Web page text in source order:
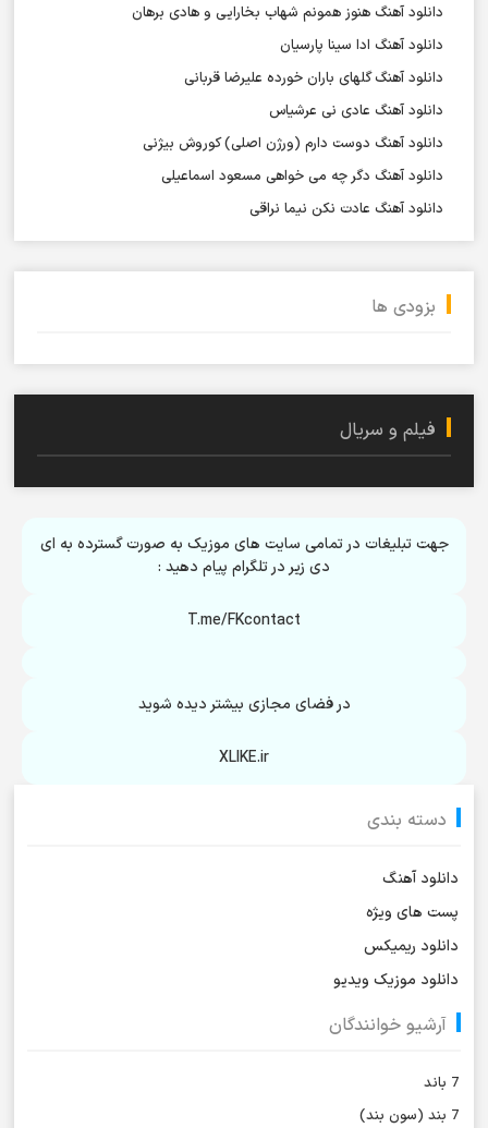
دانلود آهنگ هنوز همونم شهاب بخارایی و هادی برهان
دانلود آهنگ ادا سینا پارسیان
دانلود آهنگ گلهای باران خورده علیرضا قربانی
دانلود آهنگ عادی نی عرشیاس
دانلود آهنگ دوست دارم (ورژن اصلی) کوروش بیژنی
دانلود آهنگ دگر چه می خواهی مسعود اسماعیلی
دانلود آهنگ عادت نکن نیما نراقی
بزودی ها
فیلم و سریال
جهت تبلیغات در تمامی سایت های موزیک به صورت گسترده به ای
دی زیر در تلگرام پیام دهید :
T.me/FKcontact
در فضای مجازی بیشتر دیده شوید
XLIKE.ir
دسته بندی
دانلود آهنگ
پست های ویژه
دانلود ریمیکس
دانلود موزیک ویدیو
آرشیو خوانندگان
7 باند
7 بند (سون بند)